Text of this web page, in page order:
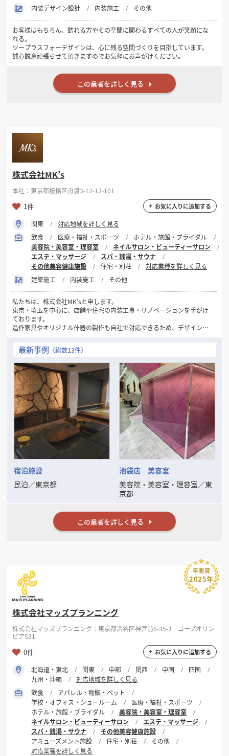
検索する
内装デザイン設計
内装施工 その他
お客様はもちろん、訪れる方やその空間に関わるすべての人が笑顔にな
れる。
ツープラスフォーデザインは、心に残る空間づくりを目指しています。
誠心誠意頑張らせて頂きますのでお気軽にお声がけください。
この業者を詳しく見る
株式会社MK’s
本社：東京都板橋区舟渡3-12-12-101
1件 お気に入りに追加する
関東
対応地域を詳しく見る
飲食
医療・福祉・スポーツ
ホテル・旅館・ブライダル
美容院・美容室・理容室
ネイルサロン・ビューティーサロン
エステ・マッサージ
スパ・銭湯・サウナ
その他美容健康施設
住宅・別荘
対応業種を詳しく見る
建築施工
内装施工 その他
私たちは、株式会社MK’sと申します。
東京・埼玉を中心に、店舗や住宅の内装工事・リノベーションを手がけ
ております。
造作家具やオリジナル什器の製作も自社で対応できるため、デザインか
【強み】
・店舗・住宅のリフォームや新規開業に伴う内装工事を多数施工
・オーダーメイド家具（カウンター・棚・テーブル等）の製作対応
・スピード対応＆アフターフォローの徹底
・小規模案件から大規模改装まで柔軟に対応
お客様のイメージを丁寧にヒアリングし、形にすることを大切にしてい
ます。
最新事例 （総数13件）
宿泊施設
民泊 ／東京都
池袋店 美容室
美容院・美容室・理容室 ／東
京都
この業者を詳しく見る
株式会社マッズプランニング
株式会社マッズプランニング：東京都渋谷区神宮前6-35-3 コープオリン
ピア531
0件 お気に入りに追加する
年間賞
2025年
北海道・東北 関東 中部 関西 中国
四国
九州・沖縄
対応地域を詳しく見る
飲食
アパレル・物販・ペット
学校・オフィス・ショールーム
医療・福祉・スポーツ
ホテル・旅館・ブライダル
美容院・美容室・理容室
ネイルサロン・ビューティーサロン
エステ・マッサージ
スパ・銭湯・サウナ
その他美容健康施設
アミューズメント施設
住宅・別荘
その他
対応業種を詳しく見る